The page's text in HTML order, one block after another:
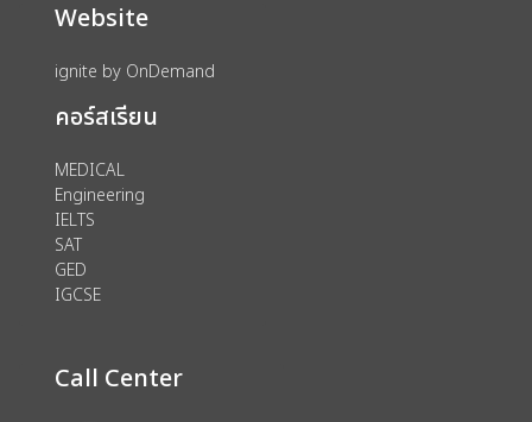
Website
ignite by OnDemand
คอร์สเรียน
MEDICAL
Engineering
IELTS
SAT
GED
IGCSE
Call Center